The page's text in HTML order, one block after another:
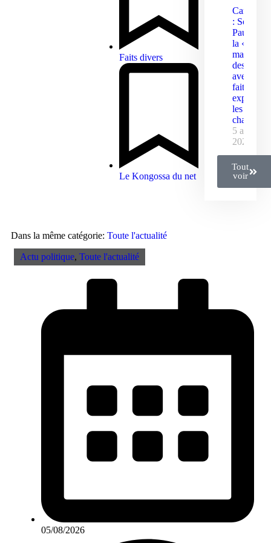
Faits divers
Le Kongossa du net
: Sous
Paul
la «
des
avenants
fait
exploser
les grands
chantiers
5 août
2026
Tout
voir
Dans la même catégorie: Toute l'actualité
Actu politique, Toute l'actualité
05/08/2026